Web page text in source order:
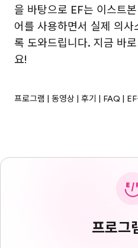
을 바탕으로 EF는 이스트
어를 사용하면서 실제 의
록 도와드립니다. 지금 바
요!
프로그램 동영상 후기 FAQ
프로그